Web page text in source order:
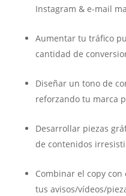
Instagram & e-mail
Aumentar tu tráfico
cantidad de
Diseñar un tono de
reforzando tu marca
Desarrollar piezas
de contenidos
Combinar el copy
tus avisos/vídeos/